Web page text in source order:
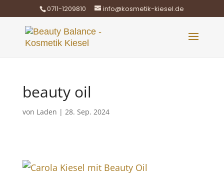
0711-1209810 info@kosmetik-kiesel.de
beauty oil
von Laden | 28. Sep. 2024